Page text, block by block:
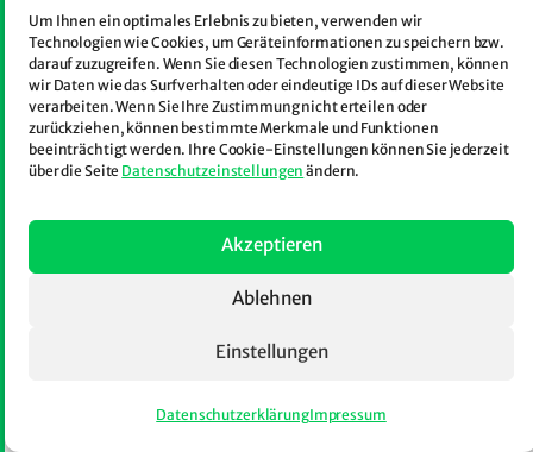
Um Ihnen ein optimales Erlebnis zu bieten, verwenden wir
Technologien wie Cookies, um Geräteinformationen zu speichern bzw.
darauf zuzugreifen. Wenn Sie diesen Technologien zustimmen, können
wir Daten wie das Surfverhalten oder eindeutige IDs auf dieser Website
verarbeiten. Wenn Sie Ihre Zustimmung nicht erteilen oder
zurückziehen, können bestimmte Merkmale und Funktionen
beeinträchtigt werden. Ihre Cookie-Einstellungen können Sie jederzeit
über die Seite Datenschutzeinstellungen ändern.
Akzeptieren
Ablehnen
Einstellungen
DatenschutzerklärungImpressum
lebt und arbeitet in Solingen.
E
Joana Estrela